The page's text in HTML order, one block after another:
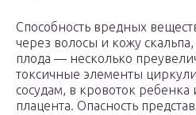
Способность вредных
через волосы и кожу
плода — несколько
токсичные элементы
сосудам, в кровоток ребенка
плацента. Опасность